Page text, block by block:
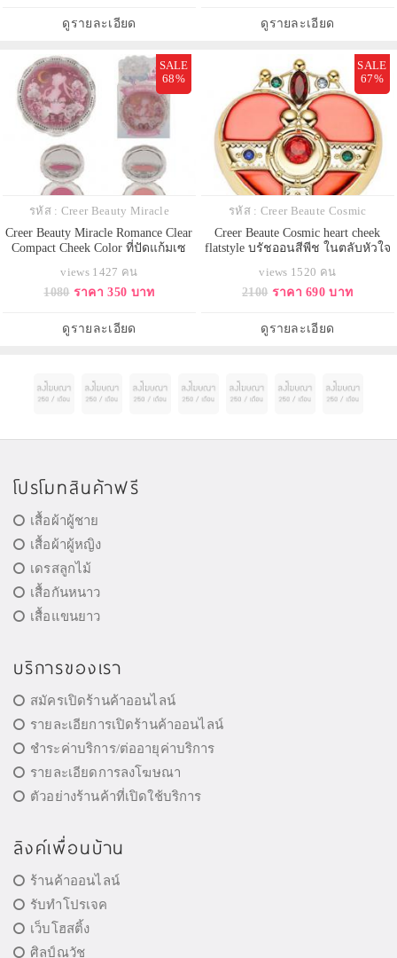
ดูรายละเอียด ดูรายละเอียด
SALE
68%
รหัส : Creer Beauty Miracle
Creer Beauty Miracle Romance Clear
Compact Cheek Color ที่ปัดแก้มเซ
views 1427 คน
1080 ราคา 350 บาท
ดูรายละเอียด
SALE
67%
รหัส : Creer Beaute Cosmic
Creer Beaute Cosmic heart cheek
flatstyle บรัชออนสีพีช ในตลับหัวใจ
views 1520 คน
2100 ราคา 690 บาท
ดูรายละเอียด
โปรโมทสินค้าฟรี
เสื้อผ้าผู้ชาย
เสื้อผ้าผู้หญิง
เดรสลูกไม้
เสื้อกันหนาว
เสื้อแขนยาว
บริการของเรา
สมัครเปิดร้านค้าออนไลน์
รายละเอียการเปิดร้านค้าออนไลน์
ชำระค่าบริการ/ต่ออายุค่าบริการ
รายละเอียดการลงโฆษณา
ตัวอย่างร้านค้าที่เปิดใช้บริการ
ลิงค์เพื่อนบ้าน
ร้านค้าออนไลน์
รับทำโปรเจค
เว็บโฮสติ้ง
ศิลป์ณวัช